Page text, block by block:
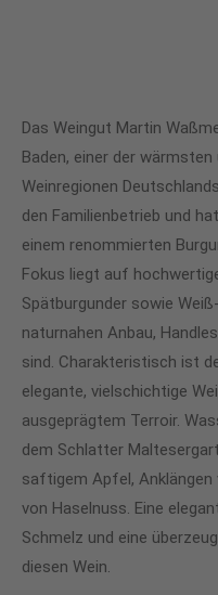
Das Weingut Martin
Baden, einer der
Weinregionen
den Familienbetrieb und
einem renommierten
Fokus liegt auf
Spätburgunder sowie
naturnahen Anbau,
sind. Charakteristisch ist
elegante, vielschichtige
ausgeprägtem Terroir.
dem Schlatter
saftigem Apfel,
von Haselnuss. Eine
Schmelz und eine
diesen Wein.